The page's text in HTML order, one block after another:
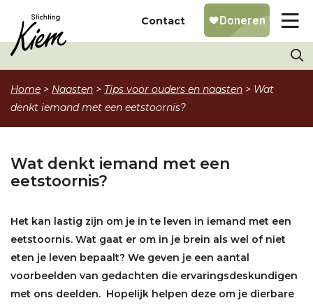
Contact
Home > Naasten > Tips voor ouders en naasten > Wat
denkt iemand met een eetstoornis?
Wat denkt iemand met een
eetstoornis?
Het kan lastig zijn om je in te leven in iemand met een
eetstoornis. Wat gaat er om in je brein als wel of niet
eten je leven bepaalt? We geven je een aantal
voorbeelden van gedachten die ervaringsdeskundigen
met ons deelden. Hopelijk helpen deze om je dierbare